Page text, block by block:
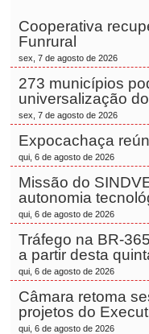
Cooperativa
Funrural
sex, 7 de agosto de 2026
273 municípios
universalização
sex, 7 de agosto de 2026
Expocachaça
qui, 6 de agosto de 2026
Missão do
autonomia
qui, 6 de agosto de 2026
Tráfego na BR-
a partir desta
qui, 6 de agosto de 2026
Câmara retoma
projetos do
qui, 6 de agosto de 2026